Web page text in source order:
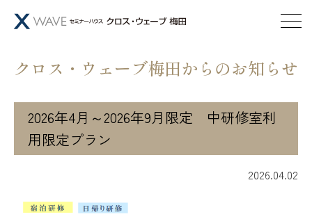
クロス・ウェーブ梅田からのお知らせ
2026年4月～2026年9月限定 中研修室利
用限定プラン
2026.04.02